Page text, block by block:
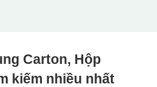
Carton, Hộp
kiếm nhiều nhất